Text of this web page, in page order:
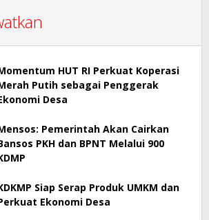
HUT RI Perkuat Koperasi
Putih sebagai Penggerak
Desa
Pemerintah Akan Cairkan
PKH dan BPNT Melalui 900
Siap Serap Produk UMKM dan
Ekonomi Desa